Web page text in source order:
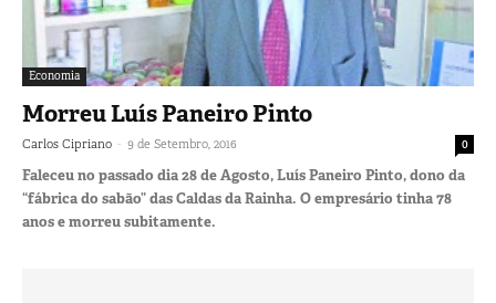
Economia
Morreu Luís Paneiro Pinto
Carlos Cipriano - 9 de Setembro, 2016 0
Faleceu no passado dia 28 de Agosto, Luís Paneiro Pinto, dono da
“fábrica do sabão” das Caldas da Rainha. O empresário tinha 78
anos e morreu subitamente.